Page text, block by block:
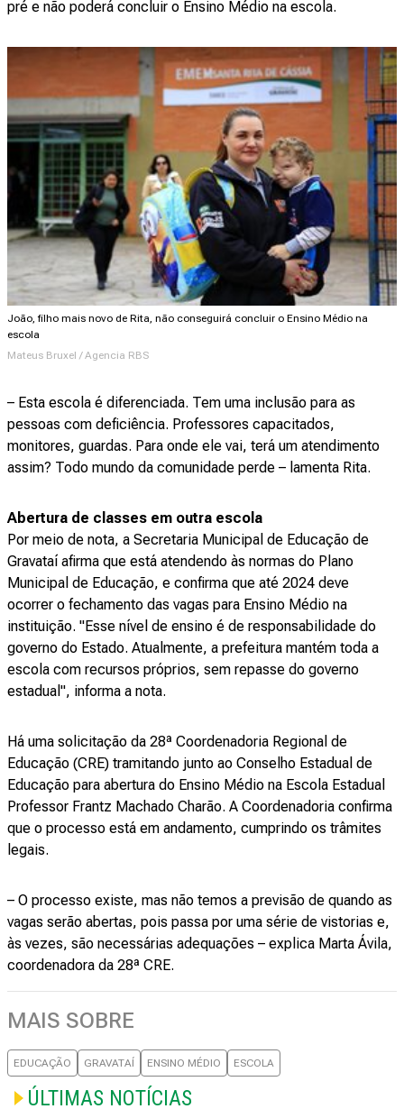
pré e não poderá concluir o Ensino Médio na escola.
João, filho mais novo de Rita, não conseguirá concluir o Ensino Médio na
escola
Mateus Bruxel / Agencia RBS
– Esta escola é diferenciada. Tem uma inclusão para as
pessoas com deficiência. Professores capacitados,
monitores, guardas. Para onde ele vai, terá um atendimento
assim? Todo mundo da comunidade perde – lamenta Rita.
Abertura de classes em outra escola
Por meio de nota, a Secretaria Municipal de Educação de
Gravataí afirma que está atendendo às normas do Plano
Municipal de Educação, e confirma que até 2024 deve
ocorrer o fechamento das vagas para Ensino Médio na
instituição. "Esse nível de ensino é de responsabilidade do
governo do Estado. Atualmente, a prefeitura mantém toda a
escola com recursos próprios, sem repasse do governo
estadual", informa a nota.
Há uma solicitação da 28ª Coordenadoria Regional de
Educação (CRE) tramitando junto ao Conselho Estadual de
Educação para abertura do Ensino Médio na Escola Estadual
Professor Frantz Machado Charão. A Coordenadoria confirma
que o processo está em andamento, cumprindo os trâmites
legais.
– O processo existe, mas não temos a previsão de quando as
vagas serão abertas, pois passa por uma série de vistorias e,
às vezes, são necessárias adequações – explica Marta Ávila,
coordenadora da 28ª CRE.
MAIS SOBRE
EDUCAÇÃO GRAVATAÍ ENSINO MÉDIO ESCOLA
ÚLTIMAS NOTÍCIAS